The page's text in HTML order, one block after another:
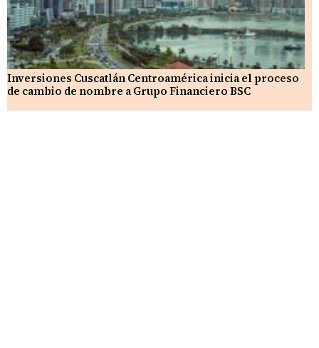
Inversiones Cuscatlán Centroamérica inicia el proceso
de cambio de nombre a Grupo Financiero BSC